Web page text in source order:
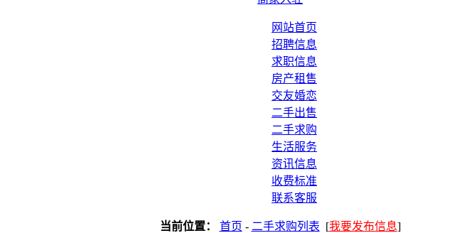
网站首页
招聘信息
求职信息
房产租售
交友婚恋
二手出售
二手求购
生活服务
资讯信息
收费标准
联系客服
当前位置： 首页 - 二手求购列表 [我要发布信息]